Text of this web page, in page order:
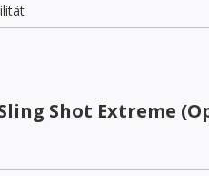
Shot Extreme